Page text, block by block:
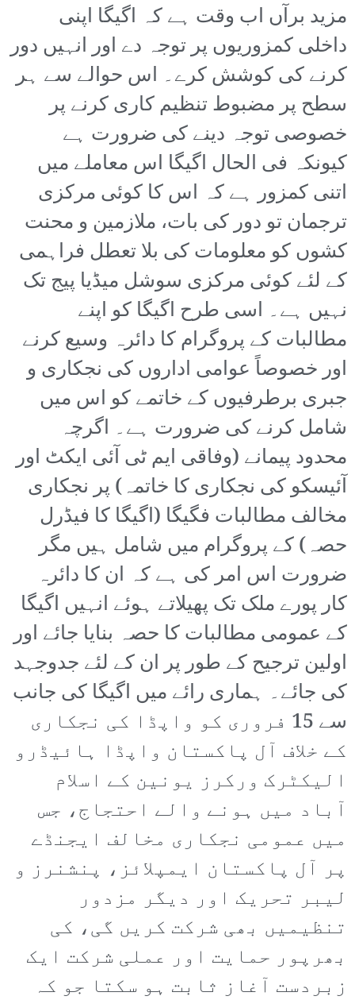
مزید برآں اب وقت ہے کہ اگیگا اپنی
داخلی کمزوریوں پر توجہ دے اور انہیں دور
کرنے کی کوشش کرے۔ اس حوالے سے ہر
سطح پر مضبوط تنظیم کاری کرنے پر
خصوصی توجہ دینے کی ضرورت ہے
کیونکہ فی الحال اگیگا اس معاملے میں
اتنی کمزور ہے کہ اس کا کوئی مرکزی
ترجمان تو دور کی بات، ملازمین و محنت
کشوں کو معلومات کی بلا تعطل فراہمی
کے لئے کوئی مرکزی سوشل میڈیا پیج تک
نہیں ہے۔ اسی طرح اگیگا کو اپنے
مطالبات کے پروگرام کا دائرہ وسیع کرنے
اور خصوصاً عوامی اداروں کی نجکاری و
جبری برطرفیوں کے خاتمے کو اس میں
شامل کرنے کی ضرورت ہے۔ اگرچہ
محدود پیمانے (وفاقی ایم ٹی آئی ایکٹ اور
آئیسکو کی نجکاری کا خاتمہ) پر نجکاری
مخالف مطالبات فگیگا (اگیگا کا فیڈرل
حصہ) کے پروگرام میں شامل ہیں مگر
ضرورت اس امر کی ہے کہ ان کا دائرہ
کار پورے ملک تک پھیلاتے ہوئے انہیں اگیگا
کے عمومی مطالبات کا حصہ بنایا جائے اور
اولین ترجیح کے طور پر ان کے لئے جدوجہد
کی جائے۔ ہماری رائے میں اگیگا کی جانب
سے 15 فروری کو واپڈا کی نجکاری
کے خلاف آل پاکستان واپڈا ہائیڈرو
الیکٹرک ورکرز یونین کے اسلام
آباد میں ہونے والے احتجاج، جس
میں عمومی نجکاری مخالف ایجنڈے
پر آل پاکستان ایمپلائز، پنشنرز و
لیبر تحریک اور دیگر مزدور
تنظیمیں بھی شرکت کریں گی، کی
بھرپور حمایت اور عملی شرکت ایک
زبردست آغاز ثابت ہو سکتا جو کہ